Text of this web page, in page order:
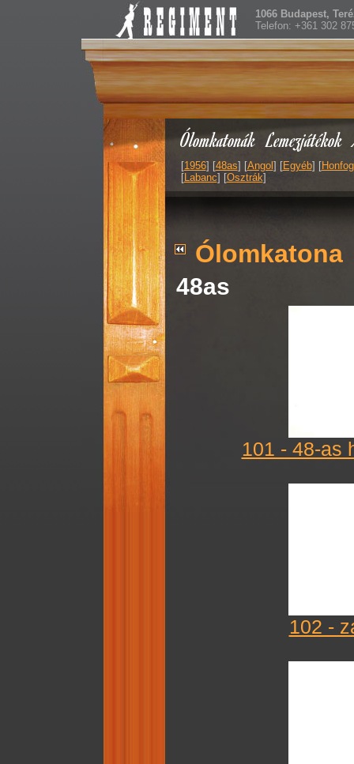
Ólomkatonák Lemezjátékok
1066 Budapest,
Telefon: +361 302
[1956] [48as] [Angol ] [Egyéb] [
[Labanc] [Osztrák]
Ólomkatona
48as
101 - 48-as
102 -